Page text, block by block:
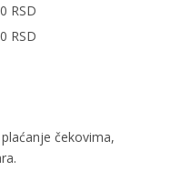
RSD
RSD
čekovima,